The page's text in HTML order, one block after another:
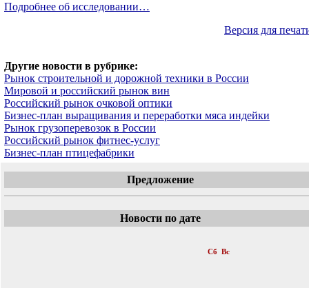
Подробнее об исследовании…
Версия для
Другие новости в рубрике:
Рынок строительной и дорожной техники в России
Мировой и российский рынок вин
Российский рынок очковой оптики
Бизнес-план выращивания и переработки мяса индейки
Рынок грузоперевозок в России
Российский рынок фитнес-услуг
Бизнес-план птицефабрики
Предложение
Новости по дате
Сб Вс